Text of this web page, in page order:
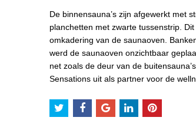
De binnensauna’s zijn afgewerkt met
planchetten met zwarte tussenstrip.
omkadering van de saunaoven.
werd de saunaoven onzichtbaar
net zoals de deur van de
Sensations uit als partner voor de